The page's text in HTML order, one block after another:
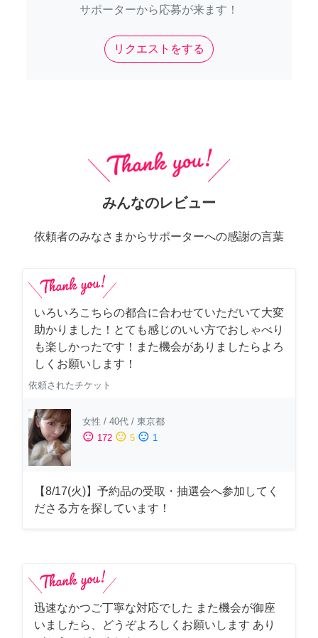
サポーターから応募が来ます！
リクエストをする
みんなのレビュー
依頼者のみなさまからサポーターへの感謝の言葉
いろいろこちらの都合に合わせていただいて大変
助かりました！とても感じのいい方でおしゃべり
も楽しかったです！また機会がありましたらよろ
しくお願いします！
依頼されたチケット
女性 / 40代 / 東京都
sentiment_satisfied 172 sentiment_neutral 5 sentiment_dissatisfied 1
【8/17(火)】予約品の受取・抽選会へ参加してく
ださる方を探しています！
迅速なかつご丁寧な対応でした また機会が御座
いましたら、どうぞよろしくお願いします あり